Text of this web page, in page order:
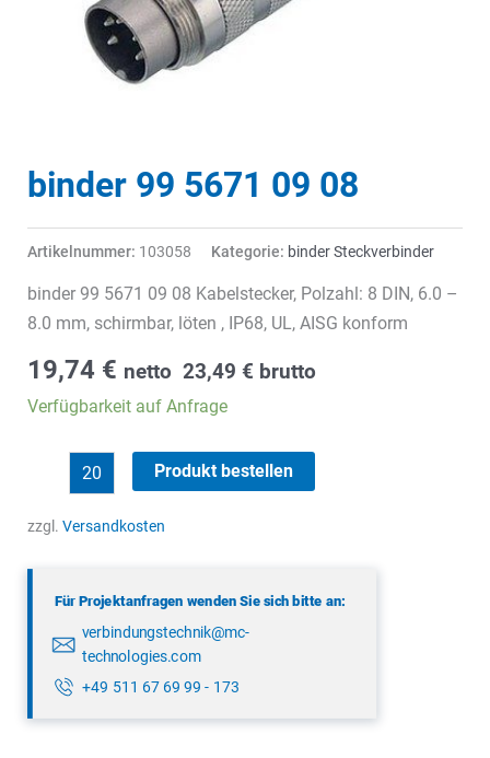
binder 99 5671 09 08
Artikelnummer: 103058 Kategorie: binder Steckverbinder
binder 99 5671 09 08 Kabelstecker, Polzahl: 8 DIN, 6.0 –
8.0 mm, schirmbar, löten , IP68, UL, AISG konform
19,74 € netto 23,49 € brutto
Verfügbarkeit auf Anfrage
5671
Menge
Produkt bestellen
zzgl. Versandkosten
Für Projektanfragen wenden Sie sich bitte an:
verbindungstechnik@mc-
technologies.com
+49 511 67 69 99 - 173